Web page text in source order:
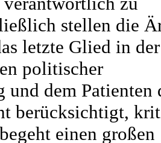
stellen die
letzte Glied in der
politischer
und dem Patienten
berücksichtigt,
einen großen